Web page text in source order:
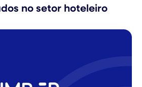
no setor hoteleiro